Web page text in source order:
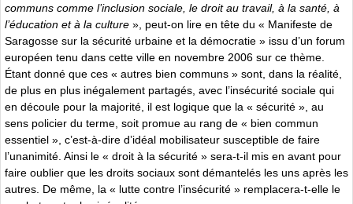
communs comme l’inclusion sociale, le droit au travail, à la santé, à
l’éducation et à la culture », peut-on lire en tête du « Manifeste de
Saragosse sur la sécurité urbaine et la démocratie » issu d’un forum
européen tenu dans cette ville en novembre 2006 sur ce thème.
Étant donné que ces « autres bien communs » sont, dans la réalité,
de plus en plus inégalement partagés, avec l’insécurité sociale qui
en découle pour la majorité, il est logique que la « sécurité », au
sens policier du terme, soit promue au rang de « bien commun
essentiel », c’est-à-dire d’idéal mobilisateur susceptible de faire
l’unanimité. Ainsi le « droit à la sécurité » sera-t-il mis en avant pour
faire oublier que les droits sociaux sont démantelés les uns après les
autres. De même, la « lutte contre l’insécurité » remplacera-t-elle le